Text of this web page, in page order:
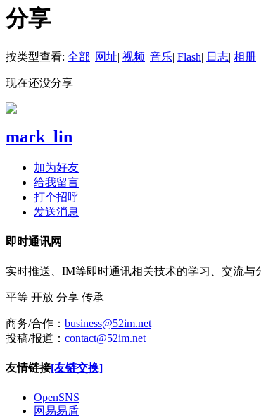
分享
按类型查看: 全部| 网址| 视频| 音乐| Flash| 日志| 相册|
现在还没分享
mark_lin
加为好友
给我留言
打个招呼
发送消息
即时通讯网
实时推送、IM等即时通讯相关技术的学习、交流与
平等 开放 分享 传承
商务/合作： business@52im.net
投稿/报道： contact@52im.net
友情链接[友链交换]
OpenSNS
网易易盾